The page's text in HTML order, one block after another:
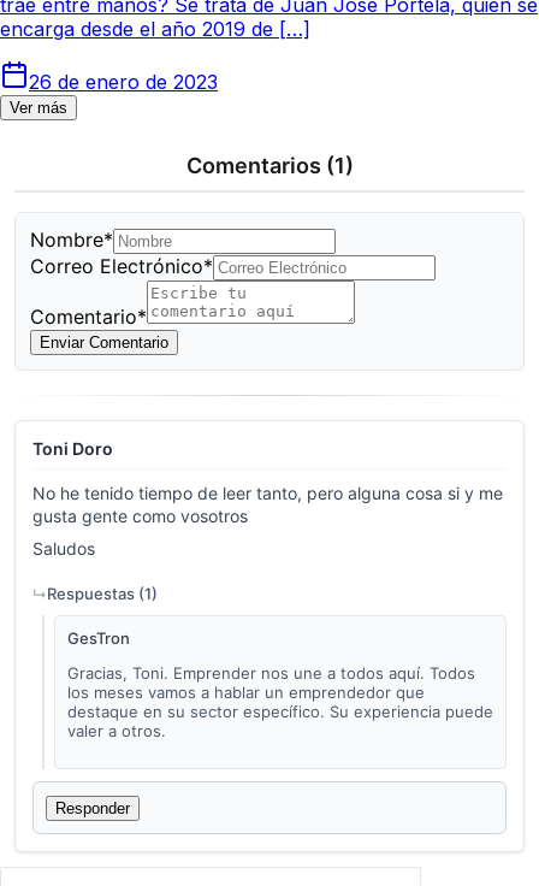
trae entre manos? Se trata de Juan José Portela, quien se
encarga desde el año 2019 de […]
26 de enero de 2023
Ver más
Comentarios (1)
Nombre*
Correo Electrónico*
Comentario*
Enviar Comentario
Toni Doro
No he tenido tiempo de leer tanto, pero alguna cosa si y me
gusta gente como vosotros
Saludos
Respuestas (1)
GesTron
Gracias, Toni. Emprender nos une a todos aquí. Todos
los meses vamos a hablar un emprendedor que
destaque en su sector específico. Su experiencia puede
valer a otros.
Responder